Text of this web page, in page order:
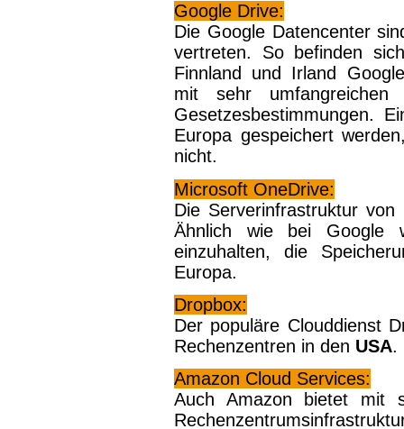
Google Drive:
Die Google Datencenter
vertreten. So befinden
Finnland und Irland
mit sehr umfangreichen
Gesetzesbestimmungen.
Europa gespeichert
nicht.
Microsoft OneDrive:
Die Serverinfrastruktur
Ähnlich wie bei Google
einzuhalten, die
Europa.
Dropbox:
Der populäre Clouddienst
Rechenzentren in den USA.
Amazon Cloud Services:
Auch Amazon bietet mit